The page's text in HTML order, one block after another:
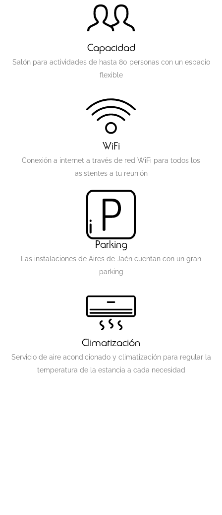
Capacidad
Salón para actividades de hasta 80 personas con un espacio
flexible
WiFi
Conexión a internet a través de red WiFi para todos los
asistentes a tu reunión
Parking
Las instalaciones de Aires de Jaén cuentan con un gran
parking
Climatización
Servicio de aire acondicionado y climatización para regular la
temperatura de la estancia a cada necesidad